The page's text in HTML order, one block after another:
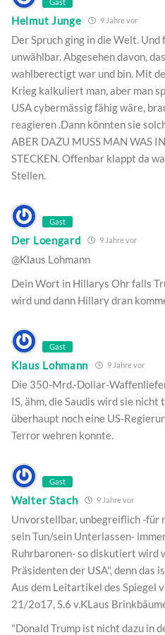
Helmut Junge 9 Jahre vor
Der Spruch ging in die Welt.
unwählbar. Abgesehen davon,
wahlberectigt war und bin. Mit
Krieg kalkuliert man, aber man
USA cybermässig fähig wäre,
reagieren .Dann könnten sie
ABER DAZU MUSS MAN WAS
STECKEN. Offenbar klappt da
Stellen.
Gast
Der Loengard 9 Jahre vor
@Klaus Lohmann
Dein Wort in Hillarys Ohr falls
wird und dann Hillary dran
Gast
Klaus Lohmann 9 Jahre vor
Die 350-Mrd.-Dollar-
IS, ähm, die Saudis wird sie nicht
überhaupt noch eine US-
Terror wehren konnte.
Gast
Walter Stach 9 Jahre vor
Unvorstellbar, unbegreiflich -für
sein Tun/sein Unterlassen-
Ruhrbaronen- so diskutiert wird
Präsidenten der USA", denn das
Aus dem Leitartikel des Spiegel
21/2o17, S.6 v.KLaus
"Donald Trump ist nicht dazu in